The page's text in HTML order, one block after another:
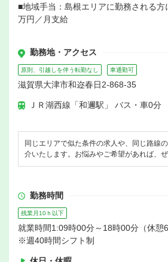
■地域手当：島根エリアに勤務される
万円／月支給
勤務地・アクセス
原則、引越しを伴う転勤なし 車通勤可
滋賀県大津市和迩春日2-868-35
ＪＲ湖西線「和邇駅」 バス・車0分
同じエリアで似た条件の求人や、同じ路線
介いたします。お悩みやご希望があれば、
勤務時間
残業月10ｈ以下
就業時間1:09時00分～18時00分（休憩
※週40時間シフト制